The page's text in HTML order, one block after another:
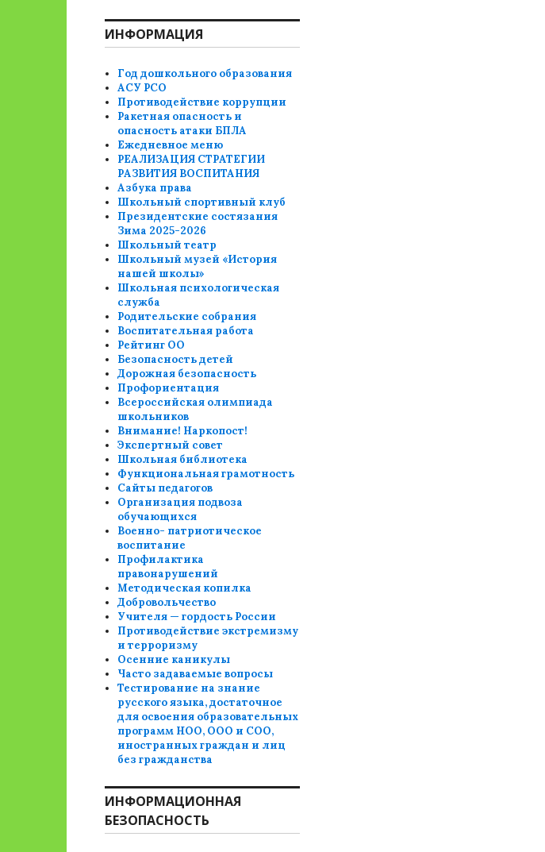
ИНФОРМАЦИЯ
Год дошкольного образования
АСУ РСО
Противодействие коррупции
Ракетная опасность и
опасность атаки БПЛА
Ежедневное меню
РЕАЛИЗАЦИЯ СТРАТЕГИИ
РАЗВИТИЯ ВОСПИТАНИЯ
Азбука права
Школьный спортивный клуб
Президентские состязания
Зима 2025-2026
Школьный театр
Школьный музей «История
нашей школы»
Школьная психологическая
служба
Родительские собрания
Воспитательная работа
Рейтинг ОО
Безопасность детей
Дорожная безопасность
Профориентация
Всероссийская олимпиада
школьников
Внимание! Наркопост!
Экспертный совет
Школьная библиотека
Функциональная грамотность
Сайты педагогов
Организация подвоза
обучающихся
Военно- патриотическое
воспитание
Профилактика
правонарушений
Методическая копилка
Добровольчество
Учителя — гордость России
Противодействие экстремизму
и терроризму
Осенние каникулы
Часто задаваемые вопросы
Тестирование на знание
русского языка, достаточное
для освоения образовательных
программ НОО, ООО и СОО,
иностранных граждан и лиц
без гражданства
ИНФОРМАЦИОННАЯ
БЕЗОПАСНОСТЬ